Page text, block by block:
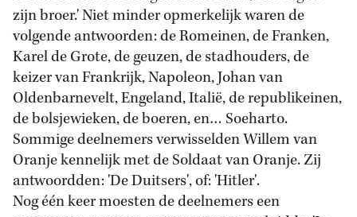
zijn broer.' Niet minder opmerkelijk waren de
volgende antwoorden: de Romeinen, de Franken,
Karel de Grote, de geuzen, de stadhouders, de
keizer van Frankrijk, Napoleon, Johan van
Oldenbarnevelt, Engeland, Italië, de republikeinen,
de bolsjewieken, de boeren, en… Soeharto.
Sommige deelnemers verwisselden Willem van
Oranje kennelijk met de Soldaat van Oranje. Zij
antwoordden: 'De Duitsers', of: 'Hitler'.
Nog één keer moesten de deelnemers een